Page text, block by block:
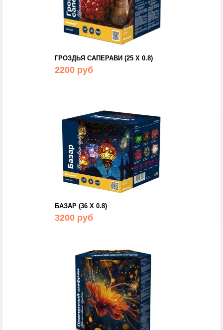
ГРОЗДЬЯ САПЕРАВИ (25 Х 0.8)
2200 руб
БАЗАР (36 Х 0.8)
3200 руб